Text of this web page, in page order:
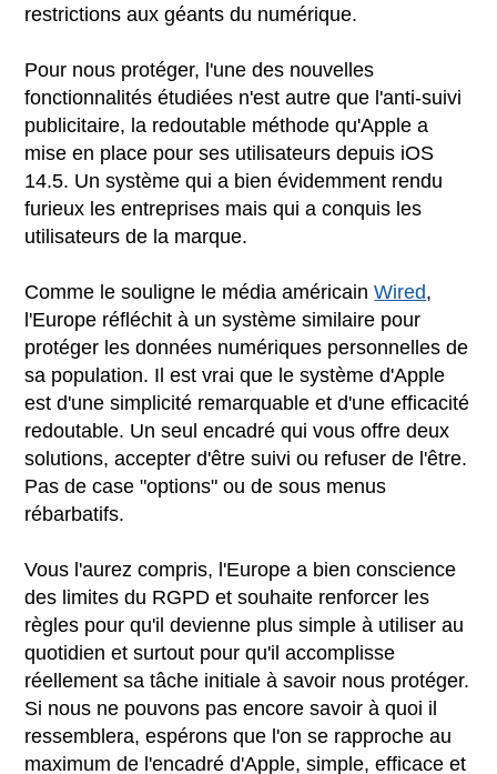
restrictions aux géants du numérique.
Pour nous protéger, l'une des nouvelles
fonctionnalités étudiées n'est autre que l'anti-suivi
publicitaire, la redoutable méthode qu'Apple a
mise en place pour ses utilisateurs depuis iOS
14.5. Un système qui a bien évidemment rendu
furieux les entreprises mais qui a conquis les
utilisateurs de la marque.
Comme le souligne le média américainWired,
l'Europe réfléchit à un système similaire pour
protéger les données numériques personnelles de
sa population. Il est vrai que le système d'Apple
est d'une simplicité remarquable et d'une efficacité
redoutable. Un seul encadré qui vous offre deux
solutions, accepter d'être suivi ou refuser de l'être.
Pas de case "options" ou de sous menus
rébarbatifs.
Vous l'aurez compris, l'Europe a bien conscience
des limites du RGPD et souhaite renforcer les
règles pour qu'il devienne plus simple à utiliser au
quotidien et surtout pour qu'il accomplisse
réellement sa tâche initiale à savoir nous protéger.
Si nous ne pouvons pas encore savoir à quoi il
ressemblera, espérons que l'on se rapproche au
maximum de l'encadré d'Apple, simple, efficace et